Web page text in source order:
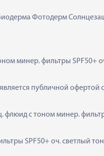
Фотодерм
минер. фильтры SPF50+
публичной офертой
с тоном минер.
SPF50+ оч. светлый